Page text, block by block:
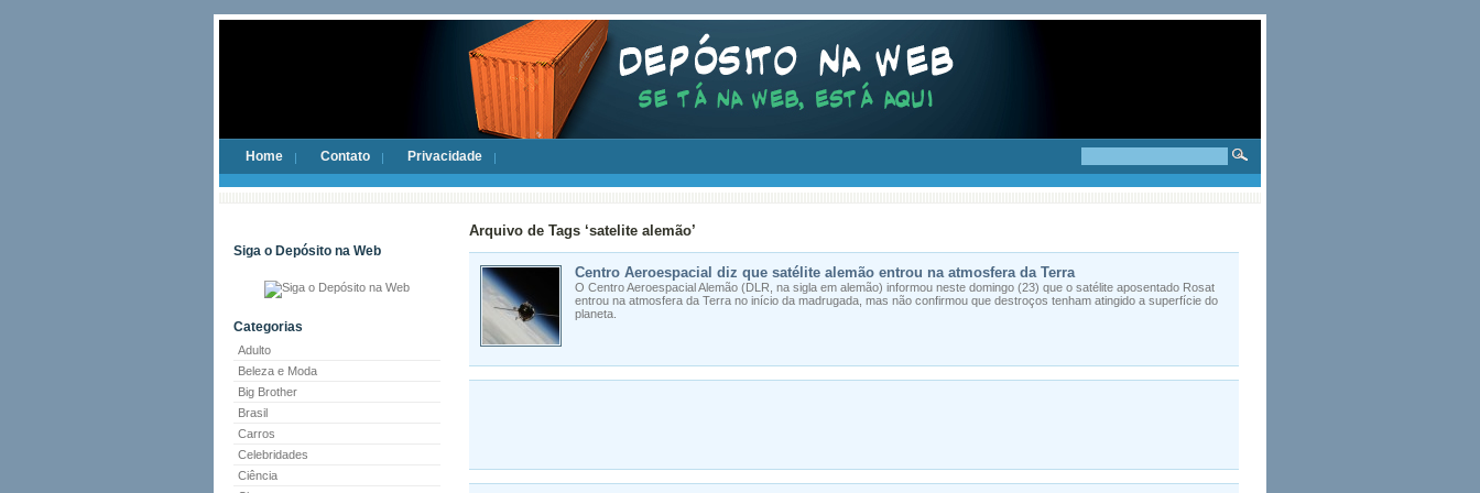
Home Contato Privacidade
Siga o Depósito na Web
Categorias
Adulto
Beleza e Moda
Big Brother
Brasil
Carros
Celebridades
Ciência
Arquivo de Tags ‘satelite alemão’
Centro Aeroespacial diz que satélite alemão entrou na atmosfera da Terra
O Centro Aeroespacial Alemão (DLR, na sigla em alemão) informou neste domingo (23) que o satélite aposentado Rosat
entrou na atmosfera da Terra no início da madrugada, mas não confirmou que destroços tenham atingido a superfície do
planeta.